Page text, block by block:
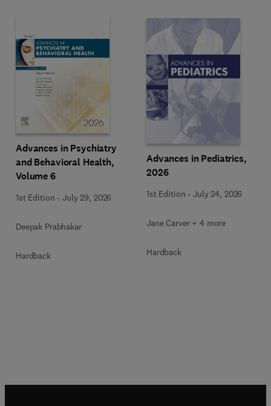
Advances in Psychiatry
and Behavioral Health,
Volume 6
1st Edition -July 29, 2026
Deepak Prabhakar
Hardback
Advances in Pediatrics,
2026
1st Edition -July 24, 2026
Jane Carver + 4 more
Hardback